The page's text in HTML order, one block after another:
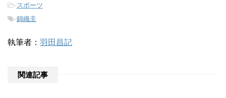
-スポーツ
-錦織圭
執筆者： 羽田昌記
関連記事